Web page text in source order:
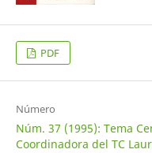
PDF
Número
Núm. 37 (1995): Tema
Coordinadora del TC